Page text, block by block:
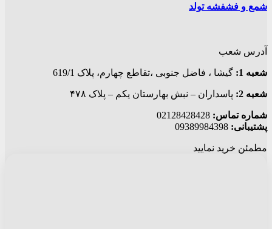
شمع و فشفشه تولد
آدرس شعب
شعبه 1: گيشا ، فاضل جنوبی ،تقاطع چهارم، پلاک 619/1
شعبه 2: پاسداران – نبش بهارستان یکم – پلاک ۴۷۸
شماره تماس:
پشتیبانی:
مطمئن خرید نمایید